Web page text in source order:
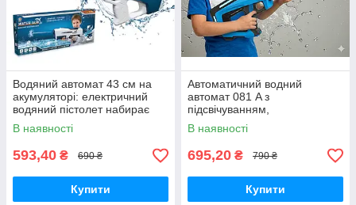
Водяний автомат 43 см на
акумуляторі: електричний
водяний пістолет набирає
води
В наявності
593,40 ₴ 690 ₴
Купити
Автоматичний водний
автомат 081 A з
підсвічуванням,
акумулятором 3.7 V та
функцією закачування води
(синій колір, довжина 42 см)
В наявності
695,20 ₴ 790 ₴
Купити